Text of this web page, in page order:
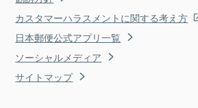
カスタマーハラスメントに関する考え方
日本郵便公式アプリ一覧
ソーシャルメディア
サイトマップ